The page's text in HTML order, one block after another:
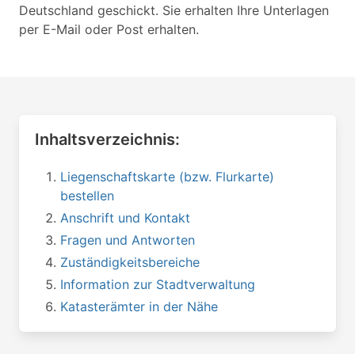
Deutschland geschickt. Sie erhalten Ihre Unterlagen
per E-Mail oder Post erhalten.
Inhaltsverzeichnis:
Liegenschaftskarte (bzw. Flurkarte)
bestellen
Anschrift und Kontakt
Fragen und Antworten
Zuständigkeitsbereiche
Information zur Stadtverwaltung
Katasterämter in der Nähe